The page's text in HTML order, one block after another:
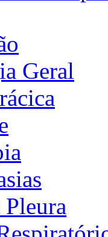
Geral
Pleura